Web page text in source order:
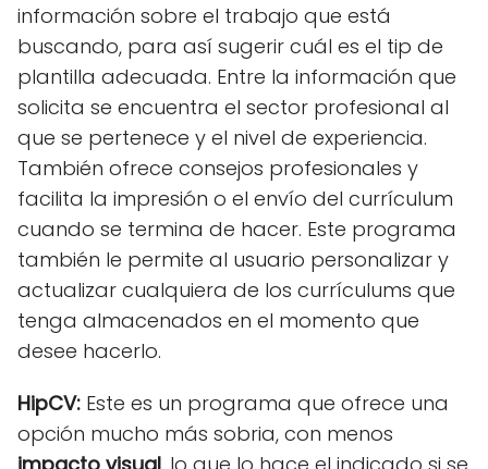
información sobre el trabajo que está
buscando, para así sugerir cuál es el tip de
plantilla adecuada. Entre la información que
solicita se encuentra el sector profesional al
que se pertenece y el nivel de experiencia.
También ofrece consejos profesionales y
facilita la impresión o el envío del currículum
cuando se termina de hacer. Este programa
también le permite al usuario personalizar y
actualizar cualquiera de los currículums que
tenga almacenados en el momento que
desee hacerlo.
HipCV: Este es un programa que ofrece una
opción mucho más sobria, con menos